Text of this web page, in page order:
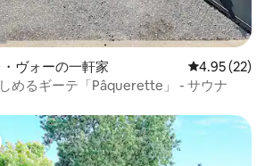
ヴォーの一軒家 レビュー22
4.95 (22)
めるギーテ「Pâquerette」 - サウナ